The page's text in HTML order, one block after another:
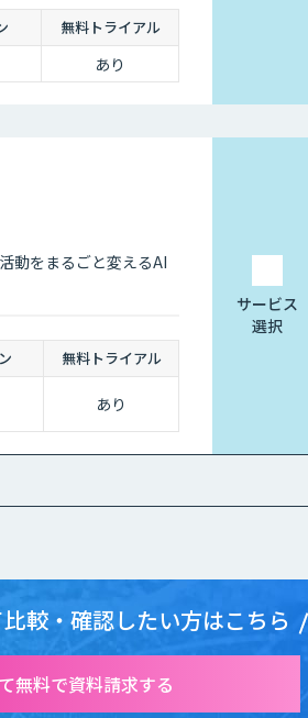
無料トライアル
あり
動をまるごと変えるAI
無料トライアル
あり
サービス
選択
比較・確認したい方はこちら
無料で資料請求する